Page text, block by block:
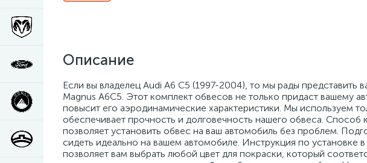
Описание
Если вы владелец Audi A6 C5 (1997-2004), то мы рады
Magnus A6C5. Этот комплект обвесов не только придаст вашему
повысит его аэродинамические характеристики. Мы используем
обеспечивает прочность и долговечность нашего обвеса.
позволяет установить обвес на ваш автомобиль без проблем.
сидеть идеально на вашем автомобиле. Инструкция по установке
позволяет вам выбрать любой цвет для покраски, который